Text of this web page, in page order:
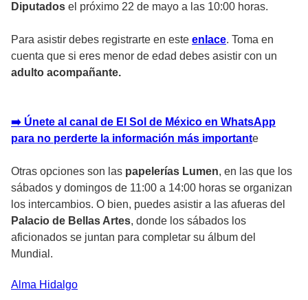
Diputados el próximo 22 de mayo a las 10:00 horas.
Para asistir debes registrarte en este enlace. Toma en
cuenta que si eres menor de edad debes asistir con un
adulto acompañante.
➡️ Únete al canal de El Sol de México en WhatsApp
para no perderte la información más importante
Otras opciones son las papelerías Lumen, en las que los
sábados y domingos de 11:00 a 14:00 horas se organizan
los intercambios. O bien, puedes asistir a las afueras del
Palacio de Bellas Artes, donde los sábados los
aficionados se juntan para completar su álbum del
Mundial.
Alma Hidalgo